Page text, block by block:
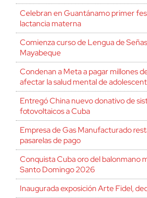
Celebran en Guantánamo primer
lactancia materna
Comienza curso de Lengua de
Mayabeque
Condenan a Meta a pagar millones
afectar la salud mental de
Entregó China nuevo donativo de
fotovoltaicos a Cuba
Empresa de Gas Manufacturado
pasarelas de pago
Conquista Cuba oro del balonmano
Santo Domingo 2026
Inaugurada exposición Arte Fidel,